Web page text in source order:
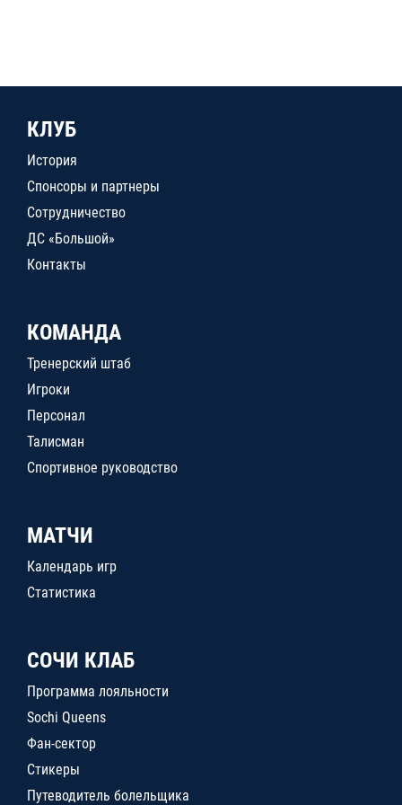
КЛУБ
История
Спонсоры и партнеры
Сотрудничество
ДС «Большой»
Контакты
КОМАНДА
Тренерский штаб
Игроки
Персонал
Талисман
Спортивное руководство
МАТЧИ
Календарь игр
Статистика
СОЧИ КЛАБ
Программа лояльности
Sochi Queens
Фан-сектор
Стикеры
Путеводитель болельщика